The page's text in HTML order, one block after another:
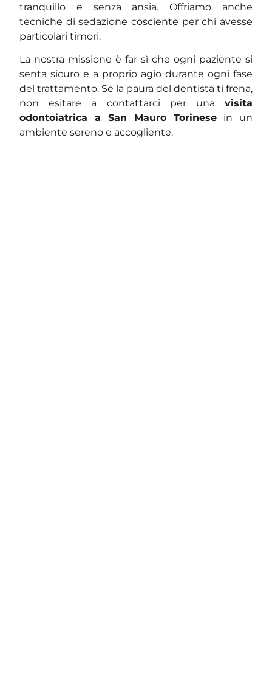
tranquillo e senza ansia. Offriamo anche
tecniche di sedazione cosciente per chi avesse
particolari timori.
La nostra missione è far sì che ogni paziente si
senta sicuro e a proprio agio durante ogni fase
del trattamento. Se la paura del dentista ti frena,
non esitare a contattarci per una visita
odontoiatrica a San Mauro Torinese in un
ambiente sereno e accogliente.